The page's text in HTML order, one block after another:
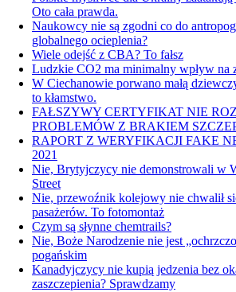
Oto cała prawda.
Naukowcy nie są zgodni co do
globalnego ocieplenia?
Wiele odejść z CBA? To fałsz
Ludzkie CO2 ma minimalny wpływ na
W Ciechanowie porwano małą
to kłamstwo.
FAŁSZYWY CERTYFIKAT NIE
PROBLEMÓW Z BRAKIEM
RAPORT Z WERYFIKACJI FAKE
2021
Nie, Brytyjczycy nie demonstrowali w
Street
Nie, przewoźnik kolejowy nie chwalił
pasażerów. To fotomontaż
Czym są słynne chemtrails?
Nie, Boże Narodzenie nie jest
pogańskim
Kanadyjczycy nie kupią jedzenia bez
zaszczepienia? Sprawdzamy